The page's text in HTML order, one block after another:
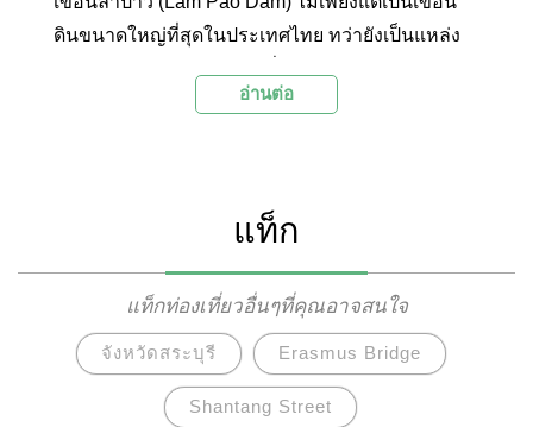
ดินขนาดใหญ่ที่สุดในประเทศไทย ทว่ายังเป็นแหล่ง
ถึงเป็นสถานที่พักผ่อนหย่อนใจชั้นเยี่ยมอีกแห่งหนึ่ง
อ่านต่อ
แท็ก
แท็กท่องเที่ยวอื่นๆที่คุณอาจสนใจ
จังหวัดสระบุรี Erasmus Bridge
Shantang Street